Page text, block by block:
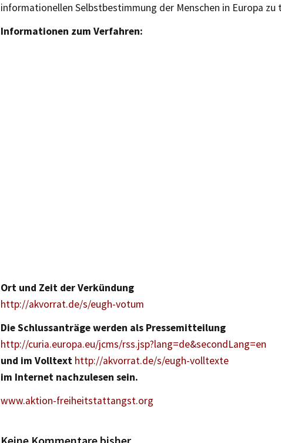
informationellen Selbstbestimmung der Menschen in Europa zu
Informationen zum Verfahren:
Ort und Zeit der Verkündung
http://akvorrat.de/s/eugh-votum
Die Schlussanträge werden als Pressemitteilung
http://curia.europa.eu/jcms/rss.jsp?lang=de&secondLang=en
und im Volltext http://akvorrat.de/s/eugh-volltexte
im Internet nachzulesen sein.
www.aktion-freiheitstattangst.org